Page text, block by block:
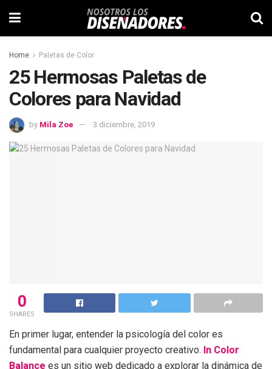
Home Paletas de Color
25 Hermosas Paletas de
Colores para Navidad
by Mila Zoe 3 diciembre, 2019
0
SHARES
En primer lugar, entender la psicología del color es
fundamental para cualquier proyecto creativo. In Color
Balance es un sitio web dedicado a explorar la dinámica de